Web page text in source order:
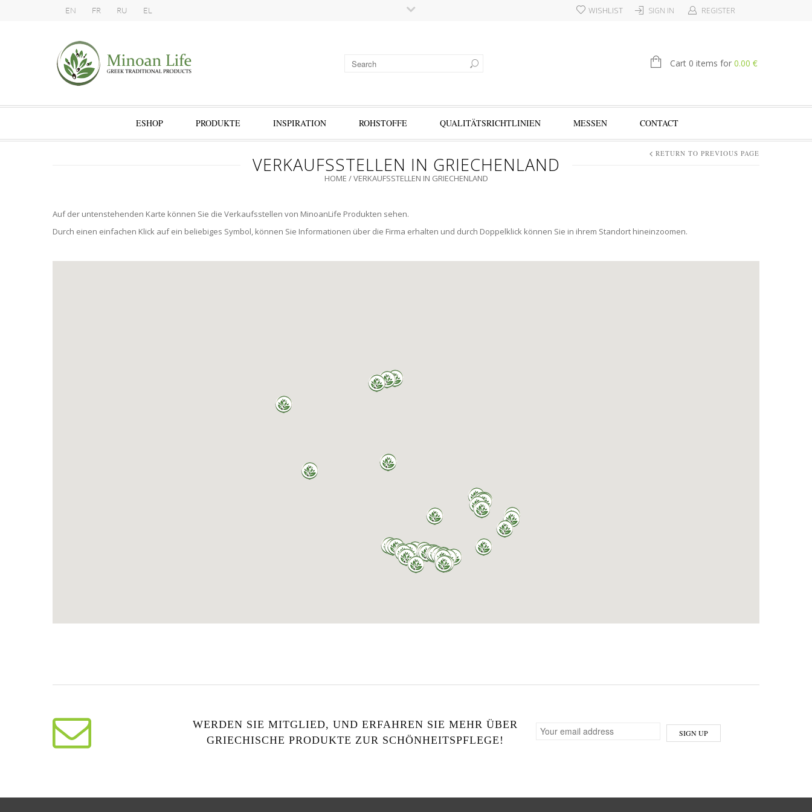
EN FR RU EL SIGN IN REGISTER
WISHLIST
Cart 0 items for 0.00 €
ESHOP PRODUKTE INSPIRATION ROHSTOFFE QUALITÄTSRICHTLINIEN MESSEN CONTACT
VERKAUFSSTELLEN IN GRIECHENLAND
HOME /VERKAUFSSTELLEN IN GRIECHENLAND
RETURN TO PREVIOUS PAGE
Auf der untenstehenden Karte können Sie die Verkaufsstellen von MinoanLife Produkten sehen.
Durch einen einfachen Klick auf ein beliebiges Symbol, können Sie Informationen über die Firma erhalten und durch Doppelklick können Sie in ihrem Standort hineinzoomen.
WERDEN SIE MITGLIED, UND ERFAHREN SIE MEHR ÜBER
GRIECHISCHE PRODUKTE ZUR SCHÖNHEITSPFLEGE!